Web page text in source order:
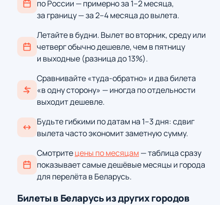
по России — примерно за 1–2 месяца,
за границу — за 2–4 месяца до вылета.
Летайте в будни. Вылет во вторник, среду или
четверг обычно дешевле, чем в пятницу
и выходные (разница до 13%).
Сравнивайте «туда-обратно» и два билета
«в одну сторону» — иногда по отдельности
выходит дешевле.
Будьте гибкими по датам на 1–3 дня: сдвиг
вылета часто экономит заметную сумму.
Смотритецены по месяцам — таблица сразу
показывает самые дешёвые месяцы и города
для перелёта в Беларусь.
Билеты в Беларусь из других городов